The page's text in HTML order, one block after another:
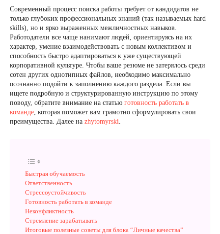
Современный процесс поиска работы требует от кандидатов не
только глубоких профессиональных знаний (так называемых hard
skills), но и ярко выраженных межличностных навыков.
Работодатели все чаще нанимают людей, ориентируясь на их
характер, умение взаимодействовать с новым коллективом и
способность быстро адаптироваться к уже существующей
корпоративной культуре. Чтобы ваше резюме не затерялось среди
сотен других однотипных файлов, необходимо максимально
осознанно подойти к заполнению каждого раздела. Если вы
ищете подробную и структурированную инструкцию по этому
поводу, обратите внимание на статью готовность работать в
команде, которая поможет вам грамотно сформулировать свои
преимущества. Далее на zhytomyrski.
Быстрая обучаемость
Ответственность
Стрессоустойчивость
Готовность работать в команде
Неконфликтность
Стремление зарабатывать
Итоговые полезные советы для блока “Личные качества”